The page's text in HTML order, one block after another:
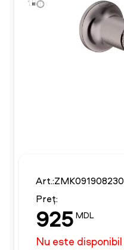
Art.:ZMK091908230
Preț:
925 MDL
Nu este disponibil